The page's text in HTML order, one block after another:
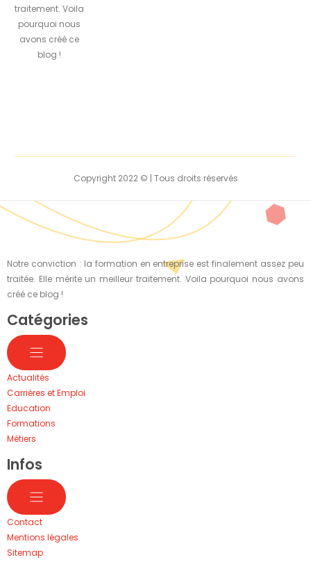
traitement. Voila
pourquoi nous
avons créé ce
blog !
Copyright 2022 © | Tous droits réservés
Notre conviction : la formation en entreprise est finalement assez peu
traitée. Elle mérite un meilleur traitement. Voila pourquoi nous avons
créé ce blog !
Catégories
Actualités
Carrières et Emploi
Education
Formations
Métiers
Infos
Contact
Mentions légales
Sitemap